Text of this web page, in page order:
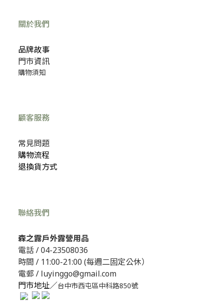
關於我們
品牌故事
門市資訊
購物須知
顧客服務
常見問題
購物流程
退換貨方式
聯絡我們
森之露戶外露營用品
電話 /04-23508036
時間 / 11:00-21:00 (每週二固定公休）
電郵 / luyinggo@gmail.com
門市地址／台中市西屯區中科路850號